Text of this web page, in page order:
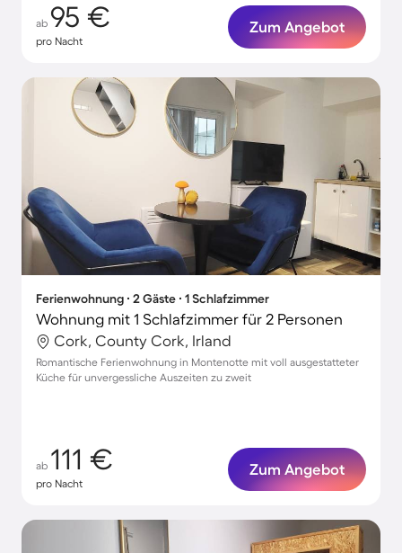
ab 95 €
pro Nacht
Zum Angebot
Ferienwohnung ∙ 2 Gäste ∙ 1 Schlafzimmer
Wohnung mit 1 Schlafzimmer für 2 Personen
Cork, County Cork, Irland
Romantische Ferienwohnung in Montenotte mit voll ausgestatteter
Küche für unvergessliche Auszeiten zu zweit
ab 111 €
pro Nacht
Zum Angebot